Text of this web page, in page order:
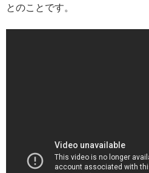
とのことです。